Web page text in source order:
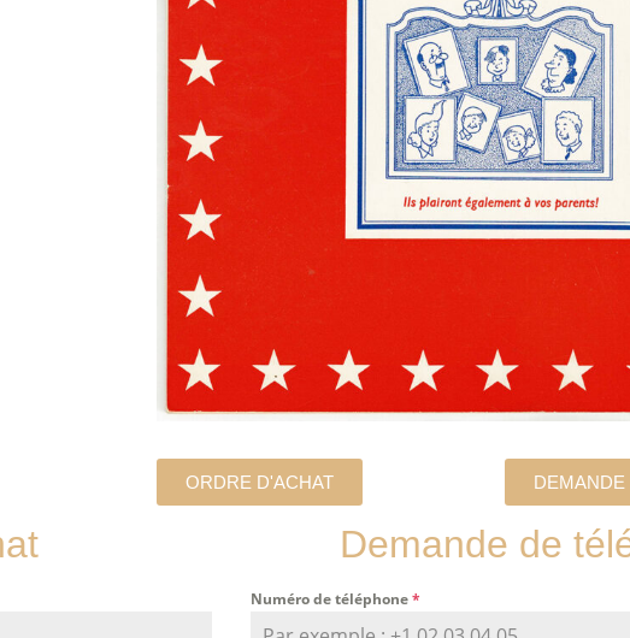
ORDRE D'ACHAT DEMANDE
Demande de
Numéro de téléphone*